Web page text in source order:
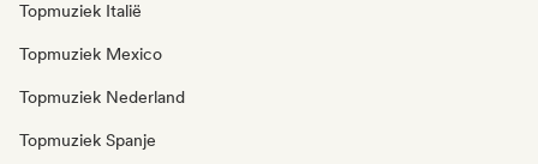
Topmuziek Italië
Topmuziek Mexico
Topmuziek Nederland
Topmuziek Spanje